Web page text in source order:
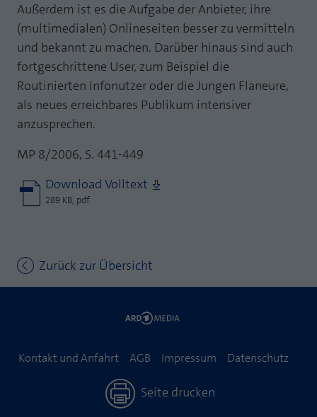
Außerdem ist es die Aufgabe der Anbieter, ihre
(multimedialen) Onlineseiten besser zu vermitteln
und bekannt zu machen. Darüber hinaus sind auch
fortgeschrittene User, zum Beispiel die
Routinierten Infonutzer oder die Jungen Flaneure,
als neues erreichbares Publikum intensiver
anzusprechen.
MP 8/2006, S. 441-449
Download Volltext
289 KB, pdf
Zurück zur Übersicht
Kontakt und Anfahrt AGB Impressum Datenschutz
Seite drucken